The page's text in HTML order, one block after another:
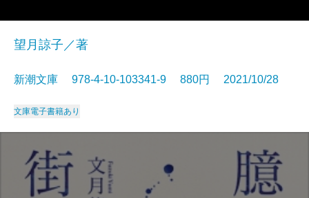
望月諒子／著
新潮文庫 978-4-10-103341-9 880円 2021/10/28
文庫電子書籍あり